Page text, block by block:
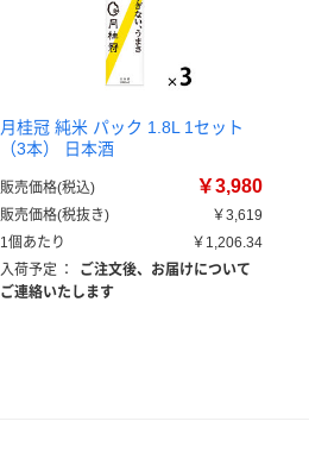
月桂冠 純米 パック 1.8L 1セット
（3本） 日本酒
販売価格(税込) ￥3,980
販売価格(税抜き)
￥3,619
1個あたり
￥1,206.34
入荷予定 ：
ご注文後、お届けについて
ご連絡いたします